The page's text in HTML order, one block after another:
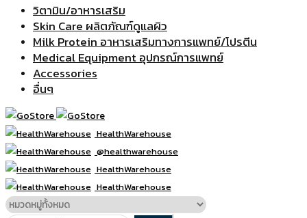
วิตามิน/อาหารเสริม
Skin Care ผลิตภัณฑ์ดูแลผิว
Milk Protein อาหารเสริมทางการแพทย์/โปรตีน
Medical Equipment อุปกรณ์การแพทย์
Accessories
อื่นๆ
HealthWarehouse
@healthwarehouse
HealthWarehouse
HealthWarehouse